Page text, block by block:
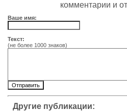
комментарии и
Ваше имя:
Текст:
(не более 1000 знаков)
Другие публикации: